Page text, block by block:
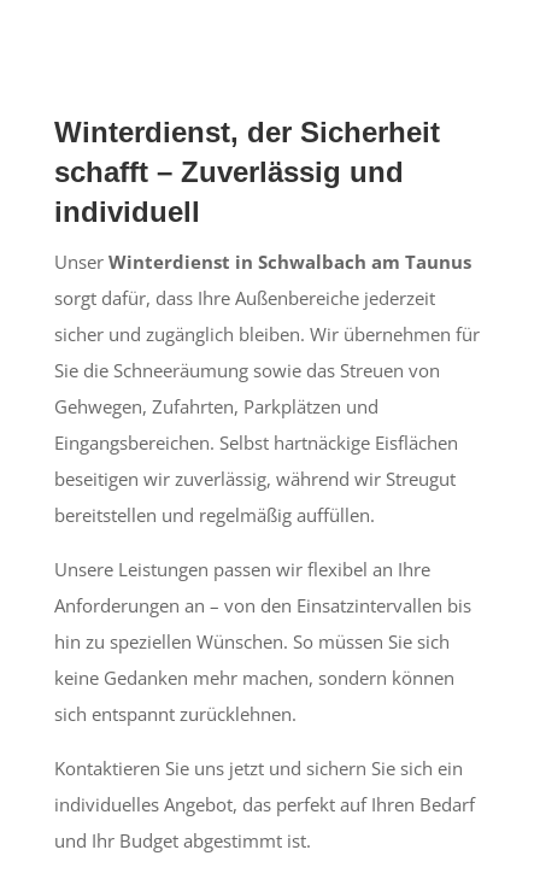
Winterdienst, der Sicherheit
schafft – Zuverlässig und
individuell
Unser Winterdienst in Schwalbach am Taunus
sorgt dafür, dass Ihre Außenbereiche jederzeit
sicher und zugänglich bleiben. Wir übernehmen für
Sie die Schneeräumung sowie das Streuen von
Gehwegen, Zufahrten, Parkplätzen und
Eingangsbereichen. Selbst hartnäckige Eisflächen
beseitigen wir zuverlässig, während wir Streugut
bereitstellen und regelmäßig auffüllen.
Unsere Leistungen passen wir flexibel an Ihre
Anforderungen an – von den Einsatzintervallen bis
hin zu speziellen Wünschen. So müssen Sie sich
keine Gedanken mehr machen, sondern können
sich entspannt zurücklehnen.
Kontaktieren Sie uns jetzt und sichern Sie sich ein
individuelles Angebot, das perfekt auf Ihren Bedarf
und Ihr Budget abgestimmt ist.